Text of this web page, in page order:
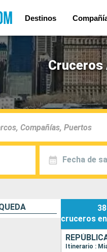
Destinos
Cruceros
Fecha de
cruceros
Itinerario :